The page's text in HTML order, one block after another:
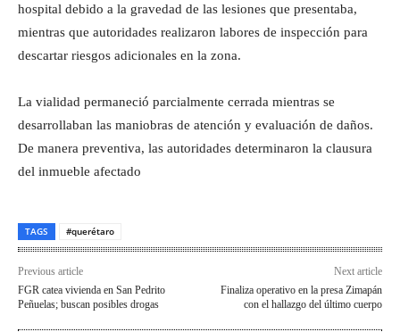
hospital debido a la gravedad de las lesiones que presentaba,
mientras que autoridades realizaron labores de inspección para
descartar riesgos adicionales en la zona.
La vialidad permaneció parcialmente cerrada mientras se
desarrollaban las maniobras de atención y evaluación de daños.
De manera preventiva, las autoridades determinaron la clausura
del inmueble afectado
TAGS #querétaro
Previous article
FGR catea vivienda en San Pedrito
Peñuelas; buscan posibles drogas
Next article
Finaliza operativo en la presa Zimapán
con el hallazgo del último cuerpo